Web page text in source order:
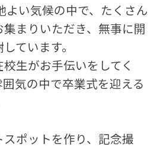
よい気候の中で、たくさん
まりいただき、無事に開
ています。
生がお手伝いをしてく
気の中で卒業式を迎える
ポットを作り、記念撮